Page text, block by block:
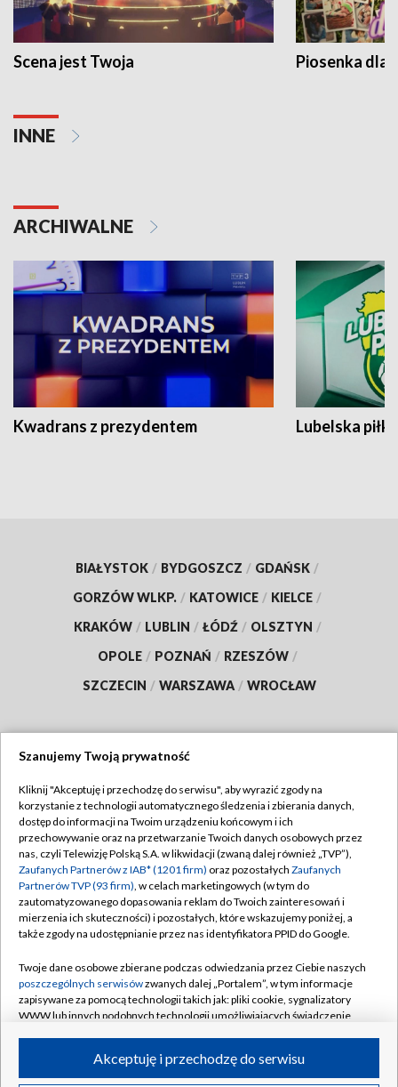
Scena jest Twoja Piosenka dla
INNE
ARCHIWALNE
Kwadrans z prezydentem Lubelska piłka
BIAŁYSTOK / BYDGOSZCZ / GDAŃSK /
GORZÓW WLKP. / KATOWICE / KIELCE /
KRAKÓW / LUBLIN / ŁÓDŹ / OLSZTYN /
OPOLE / POZNAŃ / RZESZÓW /
SZCZECIN / WARSZAWA / WROCŁAW
TVP
Abonament TVP
Emisja w TVP
Centrum informacji TVP
Naziemna Telewizja Cyfrowa
Rada Programowa
System NOS
Informacje o nadawcy
Program dla prasy
Regulamin TVP
Polityka prywatności
Moje zgody
Pomoc
Kontakt
Kanały
Szanujemy Twoją prywatność
Kliknij "Akceptuję i przechodzę do serwisu", aby wyrazić zgody na
korzystanie z technologii automatycznego śledzenia i zbierania danych,
dostęp do informacji na Twoim urządzeniu końcowym i ich
przechowywanie oraz na przetwarzanie Twoich danych osobowych przez
nas, czyli Telewizję Polską S.A. w likwidacji (zwaną dalej również „TVP”),
Zaufanych Partnerów z IAB* (1201 firm) oraz pozostałych Zaufanych
Partnerów TVP (93 firm), w celach marketingowych (w tym do
zautomatyzowanego dopasowania reklam do Twoich zainteresowań i
mierzenia ich skuteczności) i pozostałych, które wskazujemy poniżej, a
także zgody na udostępnianie przez nas identyfikatora PPID do Google.
Twoje dane osobowe zbierane podczas odwiedzania przez Ciebie naszych
poszczególnych serwisówzwanych dalej „Portalem”, w tym informacje
zapisywane za pomocą technologii takich jak: pliki cookie, sygnalizatory
WWW lub innych podobnych technologii umożliwiających świadczenie
ruchu w Internecie.Akceptuję i przechodzę do serwisu